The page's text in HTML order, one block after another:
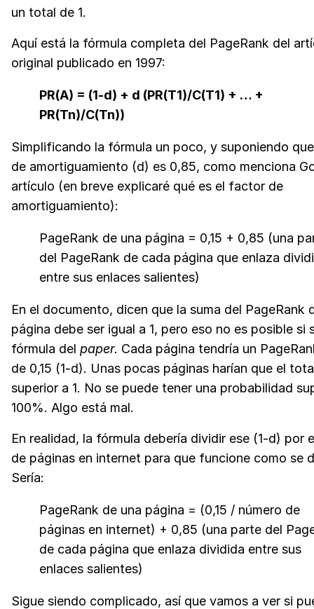
un total de 1.
Aquí está la fórmula completa del PageRank del
original publicado en 1997:
PR(A) = (1-d) + d (PR(T1)/C(T1) + … +
PR(Tn)/C(Tn))
Simplificando la fórmula un poco, y suponiendo
de amortiguamiento (d) es 0,85, como menciona
artículo (en breve explicaré qué es el factor de
amortiguamiento):
PageRank de una página = 0,15 + 0,85 (una
del PageRank de cada página que enlaza
entre sus enlaces salientes)
En el documento, dicen que la suma del PageRank
página debe ser igual a 1, pero eso no es posible si
fórmula del paper. Cada página tendría un
de 0,15 (1-d). Unas pocas páginas harían que el
superior a 1. No se puede tener una probabilidad
100%. Algo está mal.
En realidad, la fórmula debería dividir ese (1-d) por
de páginas en internet para que funcione como se
Sería:
PageRank de una página = (0,15 / número de
páginas en internet) + 0,85 (una parte del
de cada página que enlaza dividida entre sus
enlaces salientes)
Sigue siendo complicado, así que vamos a ver si